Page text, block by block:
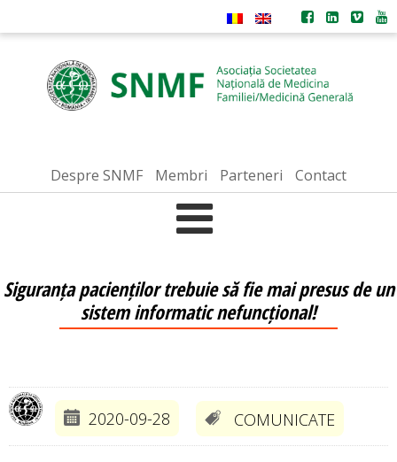
Despre SNMF Membri Parteneri Contact
Siguranța pacienților trebuie să fie mai presus de un
sistem informatic nefuncțional!
2020-09-28 COMUNICATE